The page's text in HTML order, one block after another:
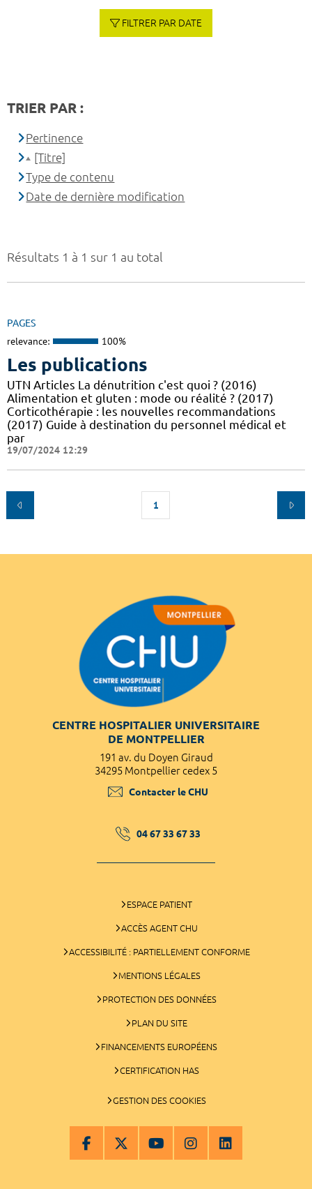
Résultats 1 à 1 sur 1 au total
PAGES
relevance: 100%
Les publications
UTN Articles La dénutrition c'est quoi ? (2016)
Alimentation et gluten : mode ou réalité ? (2017)
Corticothérapie : les nouvelles recommandations
(2017) Guide à destination du personnel médical et
par
19/07/2024 12:29
1
FILTRER PAR DATE
TRIER PAR :
Pertinence
[Titre]
Type de contenu
Date de dernière modification
CENTRE HOSPITALIER UNIVERSITAIRE
DE MONTPELLIER
191 av. du Doyen Giraud
34295 Montpellier cedex 5
Contacter le CHU
04 67 33 67 33
ESPACE PATIENT
ACCÈS AGENT CHU
ACCESSIBILITÉ : PARTIELLEMENT CONFORME
MENTIONS LÉGALES
PROTECTION DES DONNÉES
PLAN DU SITE
FINANCEMENTS EUROPÉENS
CERTIFICATION HAS
GESTION DES COOKIES